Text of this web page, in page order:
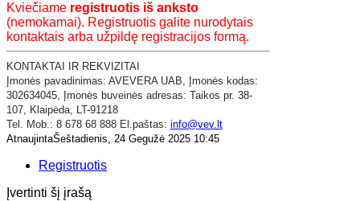
Kviečiame registruotis iš anksto
(nemokamai). Registruotis galite nurodytais
kontaktais arba užpildę registracijos formą.
KONTAKTAI IR REKVIZITAI
​Įmonės pavadinimas: AVEVERA UAB, Įmonės kodas:
302634045, Įmonės buveinės adresas: Taikos pr. 38-
107, Klaipėda, LT-91218
Tel. Mob.: 8 678 68 888 El.paštas: info@vev.lt
AtnaujintaŠeštadienis, 24 Gegužė 2025 10:45
Registruotis
Įvertinti šį įrašą